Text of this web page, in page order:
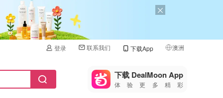
登录 联系我们 下载App 澳洲
🇺🇸
🇨🇳 中国
下载 DealMoon App
体验更多精彩